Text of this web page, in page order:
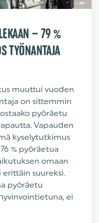
– 79 %
TYÖNANTAJA
muuttui vuoden
on sittemmin
pyöräetu
Vapauden
kyselytutkimus
% pyöräetua
omaan
erittäin suureksi.
pyöräetu
ei